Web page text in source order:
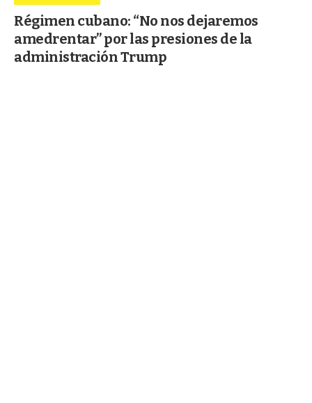
Régimen cubano: “No nos dejaremos
amedrentar” por las presiones de la
administración Trump